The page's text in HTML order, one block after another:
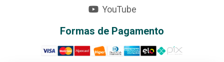
YouTube
Formas de Pagamento